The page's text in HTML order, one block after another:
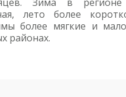
лето более
более мягкие и
районах.